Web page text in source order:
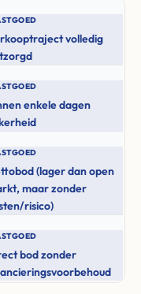
volledig
enkele dagen
(lager dan open
maar zonder
risico)
bod zonder